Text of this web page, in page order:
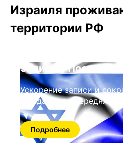
Израиля
территории РФ
Запись в
Ускорение записи и
ожидания в очередях в
Подробнее